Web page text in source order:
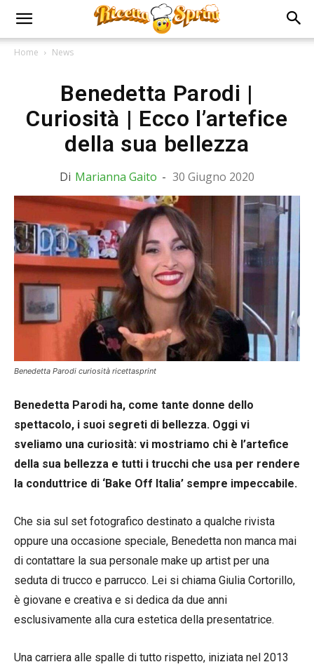
Home News
Benedetta Parodi |
Curiosità | Ecco l’artefice
della sua bellezza
Di Marianna Gaito - 30 Giugno 2020
Benedetta Parodi curiosità ricettasprint
Benedetta Parodi ha, come tante donne dello
spettacolo, i suoi segreti di bellezza. Oggi vi
sveliamo una curiosità: vi mostriamo chi è l’artefice
della sua bellezza e tutti i trucchi che usa per rendere
la conduttrice di ‘Bake Off Italia’ sempre impeccabile.
Che sia sul set fotografico destinato a qualche rivista
oppure una occasione speciale, Benedetta non manca mai
di contattare la sua personale make up artist per una
seduta di trucco e parrucco. Lei si chiama Giulia Cortorillo,
è giovane e creativa e si dedica da due anni
esclusivamente alla cura estetica della presentatrice.
Una carriera alle spalle di tutto rispetto, iniziata nel 2013